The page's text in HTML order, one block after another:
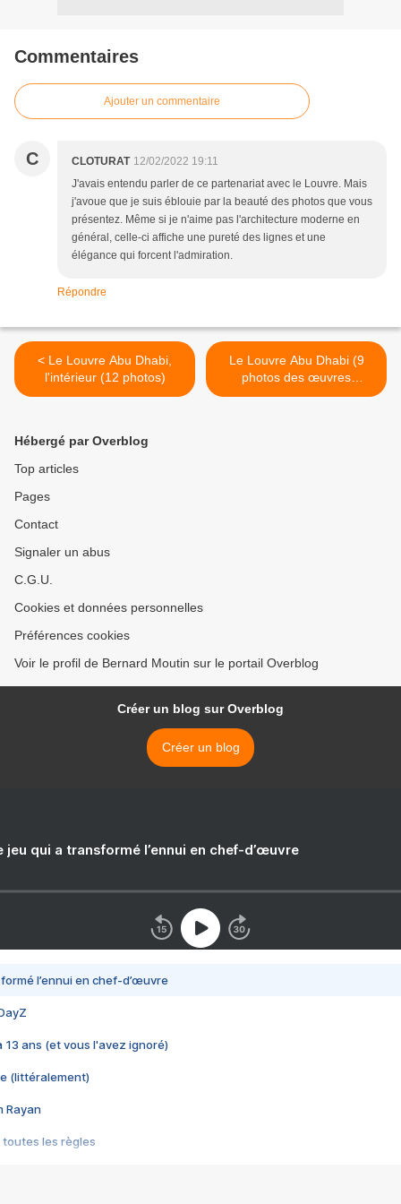
Commentaires
Ajouter un commentaire
C CLOTURAT 12/02/2022 19:11
J'avais entendu parler de ce partenariat avec le Louvre. Mais
j'avoue que je suis éblouie par la beauté des photos que vous
présentez. Même si je n'aime pas l'architecture moderne en
général, celle-ci affiche une pureté des lignes et une
élégance qui forcent l'admiration.
Répondre
< Le Louvre Abu Dhabi,
l'intérieur (12 photos)
Le Louvre Abu Dhabi (9
photos des œuvres
exposées) >
Hébergé par Overblog
Top articles
Pages
Contact
Signaler un abus
C.G.U.
Cookies et données personnelles
Préférences cookies
Voir le profil de Bernard Moutin sur le portail Overblog
Créer un blog sur Overblog
Créer un blog
jeu qui a transformé l’ennui en chef-d’œuvre
l’ennui en chef-d’œuvre
13 ans (et vous l'avez ignoré)
(littéralement)
Rayan
toutes les règles